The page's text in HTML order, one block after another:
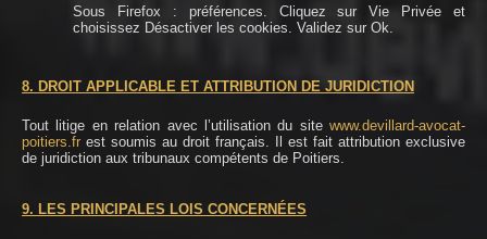
Sous Firefox : préférences. Cliquez sur Vie Privée et
choisissez Désactiver les cookies. Validez sur Ok.
8. DROIT APPLICABLE ET ATTRIBUTION DE JURIDICTION
Tout litige en relation avec l’utilisation du site www.devillard-avocat-
poitiers.fr est soumis au droit français. Il est fait attribution exclusive
de juridiction aux tribunaux compétents de Poitiers.
9. LES PRINCIPALES LOIS CONCERNÉES